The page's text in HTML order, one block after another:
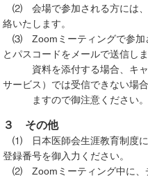
⑵ 会場で参加される方には、
絡いたします。
⑶ Zoomミーティングで参加
とパスコードをメールで送信しま
資料を添付する場合、キャ
サービス）では受信できない場
ますので御注意ください。
３ その他
⑴ 日本医師会生涯教育制度に
登録番号を御入力ください。
⑵ Zoomミーティング中に、